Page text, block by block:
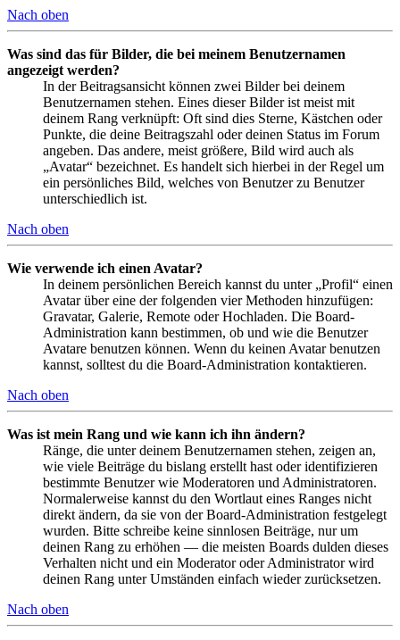
Nach oben
Was sind das für Bilder, die bei meinem Benutzernamen
angezeigt werden?
In der Beitragsansicht können zwei Bilder bei deinem
Benutzernamen stehen. Eines dieser Bilder ist meist mit
deinem Rang verknüpft: Oft sind dies Sterne, Kästchen oder
Punkte, die deine Beitragszahl oder deinen Status im Forum
angeben. Das andere, meist größere, Bild wird auch als
„Avatar“ bezeichnet. Es handelt sich hierbei in der Regel um
ein persönliches Bild, welches von Benutzer zu Benutzer
unterschiedlich ist.
Nach oben
Wie verwende ich einen Avatar?
In deinem persönlichen Bereich kannst du unter „Profil“ einen
Avatar über eine der folgenden vier Methoden hinzufügen:
Gravatar, Galerie, Remote oder Hochladen. Die Board-
Administration kann bestimmen, ob und wie die Benutzer
Avatare benutzen können. Wenn du keinen Avatar benutzen
kannst, solltest du die Board-Administration kontaktieren.
Nach oben
Was ist mein Rang und wie kann ich ihn ändern?
Ränge, die unter deinem Benutzernamen stehen, zeigen an,
wie viele Beiträge du bislang erstellt hast oder identifizieren
bestimmte Benutzer wie Moderatoren und Administratoren.
Normalerweise kannst du den Wortlaut eines Ranges nicht
direkt ändern, da sie von der Board-Administration festgelegt
wurden. Bitte schreibe keine sinnlosen Beiträge, nur um
deinen Rang zu erhöhen — die meisten Boards dulden dieses
Verhalten nicht und ein Moderator oder Administrator wird
deinen Rang unter Umständen einfach wieder zurücksetzen.
Nach oben